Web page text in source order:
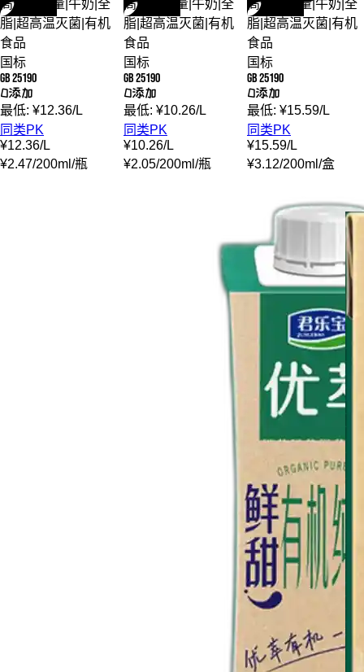
高蛋白含量 牛奶 全
脂 超高温灭菌 有机
食品
国标
GB 25190
0添加
最低: ¥12.36/L
同类PK
¥12.36/L
¥2.47/200ml /瓶
高蛋白含量 牛奶 全
脂 超高温灭菌 有机
食品
国标
GB 25190
0添加
最低: ¥10.26/L
同类PK
¥10.26/L
¥2.05/200ml /瓶
高蛋白含量|牛奶 全
脂 超高温灭菌 有机
食品
国标
GB 25190
0添加
最低: ¥15.59/L
同类PK
¥15.59/L
¥3.12/200ml /盒